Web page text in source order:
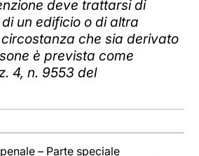
deve trattarsi di
un edificio o di altra
che sia derivato
è prevista come
4, n. 9553 del
– Parte speciale